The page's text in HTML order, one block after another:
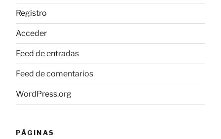
Registro
Acceder
Feed de entradas
Feed de comentarios
WordPress.org
PÁGINAS